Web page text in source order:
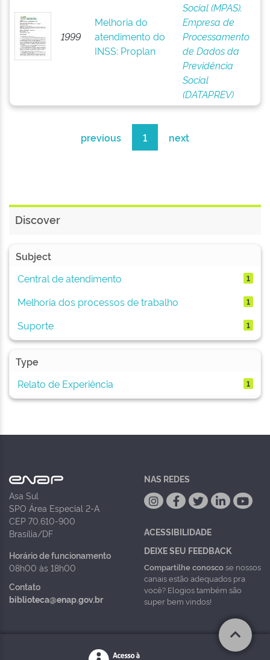
1999
Melhoria do
atendimento do
INSS: Proplan
Social (MPAS).
Empresa de
Processamento
de Dados da
Previdência
Social
(DATAPREV)
previous 1 next
Discover
Subject
Central de atendimento
1
Melhoria dos processos de trabalho 1
Suporte 1
Type
Relato de Experiência
1
Asa Sul
SPO Área Especial 2-A
CEP 70.610-900
Brasília/DF
Horário de funcionamento
08h00 às 18h00
Contato
biblioteca@enap.gov.br
NAS REDES
ACESSIBILIDADE
DEIXE SEU FEEDBACK
Compartilhe conoscose nossos
canais estão adequados pra
você? Elogios também são
super bem vindos!